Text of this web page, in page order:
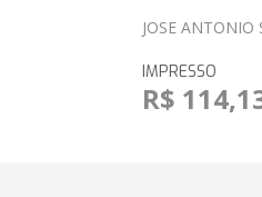
JOSE ANTONIO
IMPRESSO
R$